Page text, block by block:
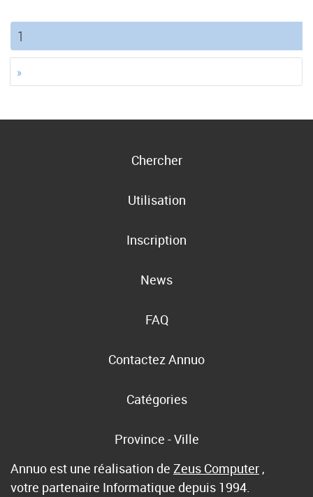
1
»
Chercher
Utilisation
Inscription
News
FAQ
Contactez Annuo
Catégories
Province - Ville
Annuo est une réalisation de Zeus Computer ,
votre partenaire Informatique depuis 1994.